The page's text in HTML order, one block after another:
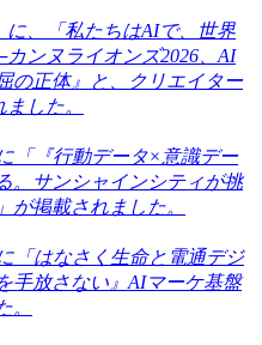
に、「私たちはAIで、世界
ンヌライオンズ2026、AI
の正体』と、クリエイター
した。
に「『行動データ×意識デー
。サンシャインシティが挑
が掲載されました。
に「はなさく生命と電通デジ
手放さない』AIマーケ基盤
。